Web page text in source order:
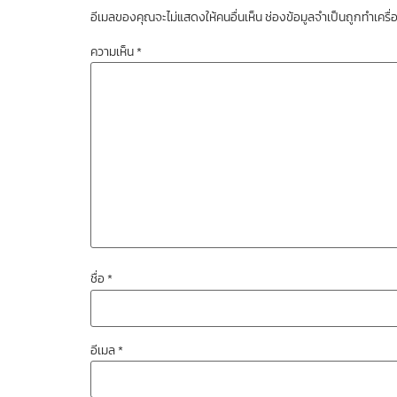
อีเมลของคุณจะไม่แสดงให้คนอื่นเห็นช่องข้อมูลจำเป็นถูกทำเค
ความเห็น*
ชื่อ*
อีเมล*